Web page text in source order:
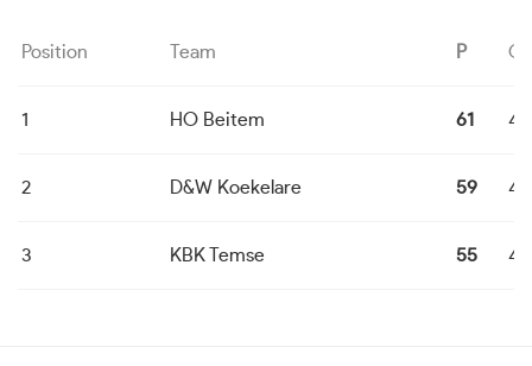
Position Team P G
1 HO Beitem 61 4
2 D&W Koekelare 59 4
3 KBK Temse 55 4